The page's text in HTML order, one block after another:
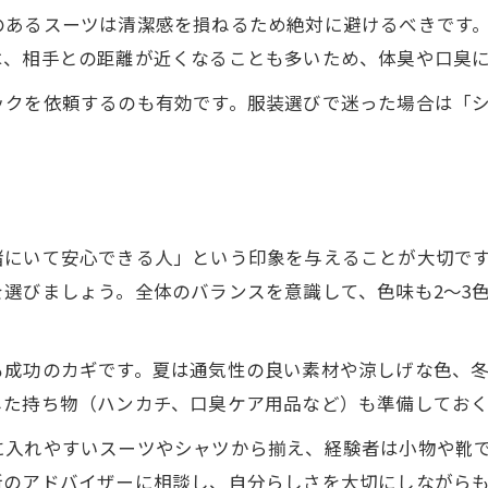
るスーツは清潔感を損ねるため絶対に避けるべきです
相手との距離が近くなることも多いため、体臭や口臭
を依頼するのも有効です。服装選びで迷った場合は「
いて安心できる人」という印象を与えることが大切で
びましょう。全体のバランスを意識して、色味も2〜3
功のカギです。夏は通気性の良い素材や涼しげな色、
持ち物（ハンカチ、口臭ケア用品など）も準備してお
れやすいスーツやシャツから揃え、経験者は小物や
アドバイザーに相談し、自分らしさを大切にしながら